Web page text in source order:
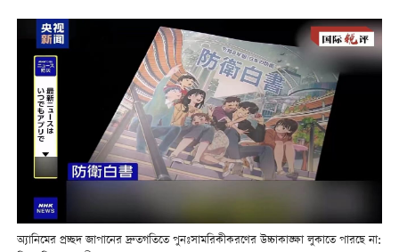
অ্যানিমের প্রচ্ছদ জাপানের দ্রুতগতিতে পুনঃসামরিকীকরণের উচ্চাকাঙ্ক্ষা লুকাতে পারছে না: